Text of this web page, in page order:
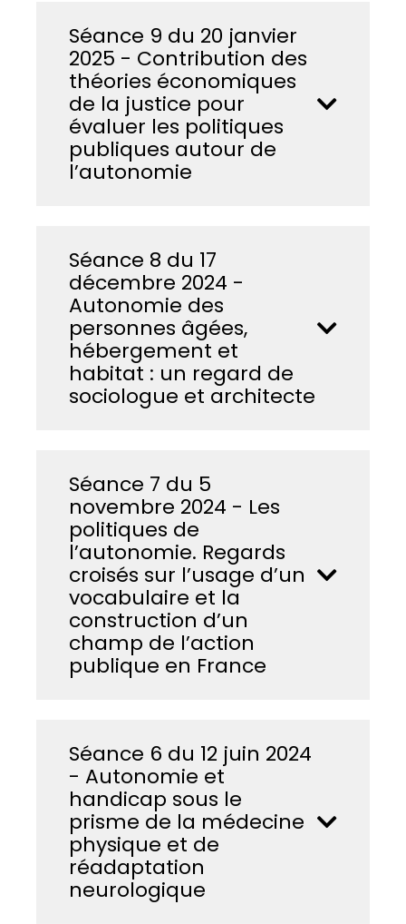
Séance 9 du 20 janvier
2025 - Contribution des
théories économiques
de la justice pour
évaluer les politiques
publiques autour de
l’autonomie
Séance 8 du 17
décembre 2024 -
Autonomie des
personnes âgées,
hébergement et
habitat : un regard de
sociologue et architecte
Séance 7 du 5
novembre 2024 - Les
politiques de
l’autonomie. Regards
croisés sur l’usage d’un
vocabulaire et la
construction d’un
champ de l’action
publique en France
Séance 6 du 12 juin 2024
- Autonomie et
handicap sous le
prisme de la médecine
physique et de
réadaptation
neurologique